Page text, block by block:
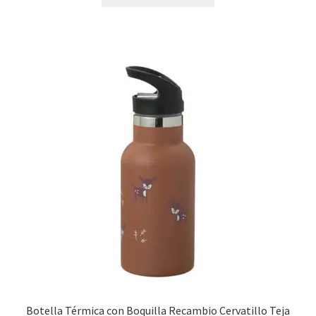
Botella Térmica con Boquilla Recambio Cervatillo Teja